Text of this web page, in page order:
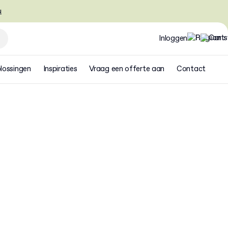
Inloggen
Inspiraties Vraag een offerte aan Contact